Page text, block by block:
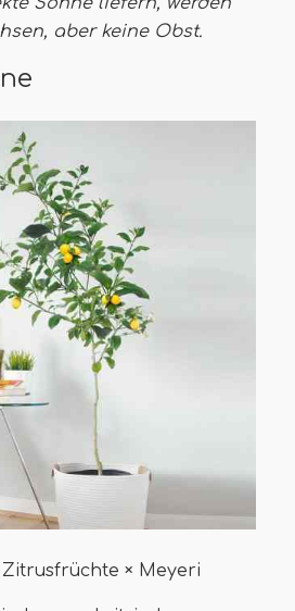
aber keine Obst.
Zitrusfrüchte × Meyeri